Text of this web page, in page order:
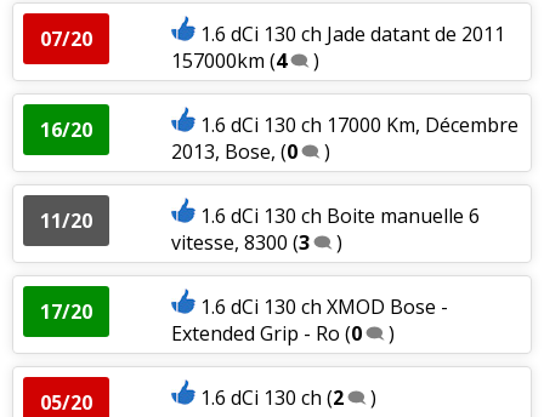
07/20
1.6 dCi 130 ch Jade datant de 2011
157000km (4 )
16/20
1.6 dCi 130 ch 17000 Km, Décembre
2013, Bose, (0 )
11/20
1.6 dCi 130 ch Boite manuelle 6
vitesse, 8300 (3 )
17/20
1.6 dCi 130 ch XMOD Bose -
Extended Grip - Ro (0 )
05/20 1.6 dCi 130 ch (2 )